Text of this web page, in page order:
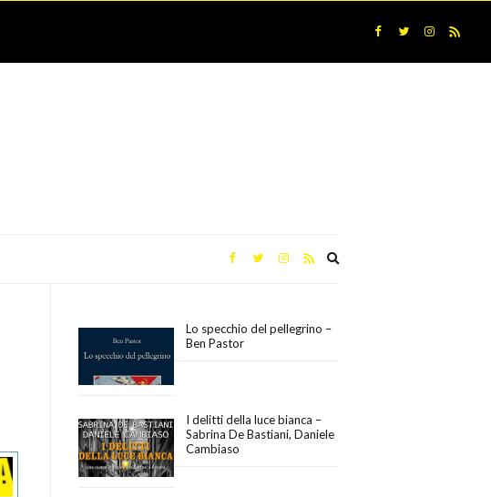
Lo specchio del pellegrino –
Ben Pastor
I delitti della luce bianca –
Sabrina De Bastiani, Daniele
Cambiaso